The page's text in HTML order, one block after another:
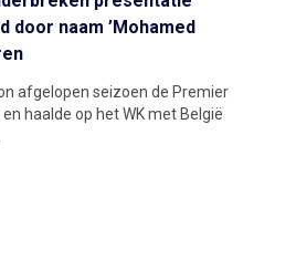
door naam ’Mohamed
afgelopen seizoen de Premier
haalde op het WK met België